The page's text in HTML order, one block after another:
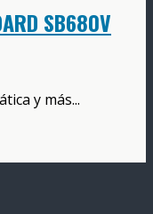
SB680V
y más...